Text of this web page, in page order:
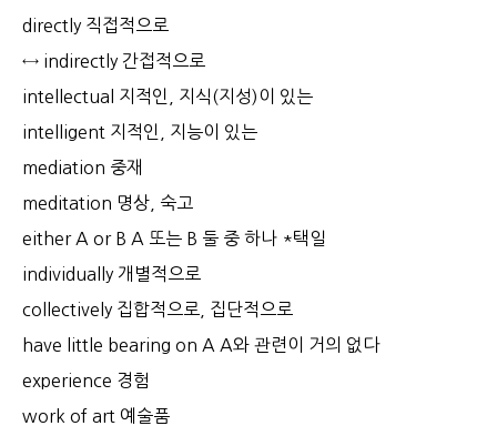
directly 직접적으로
↔ indirectly 간접적으로
intellectual 지적인, 지식(지성)이 있는
intelligent 지적인, 지능이 있는
mediation 중재
meditation 명상, 숙고
either A or B A 또는 B 둘 중 하나 *택일
individually 개별적으로
collectively 집합적으로, 집단적으로
have little bearing on A A와 관련이 거의 없다
experience 경험
work of art 예술품